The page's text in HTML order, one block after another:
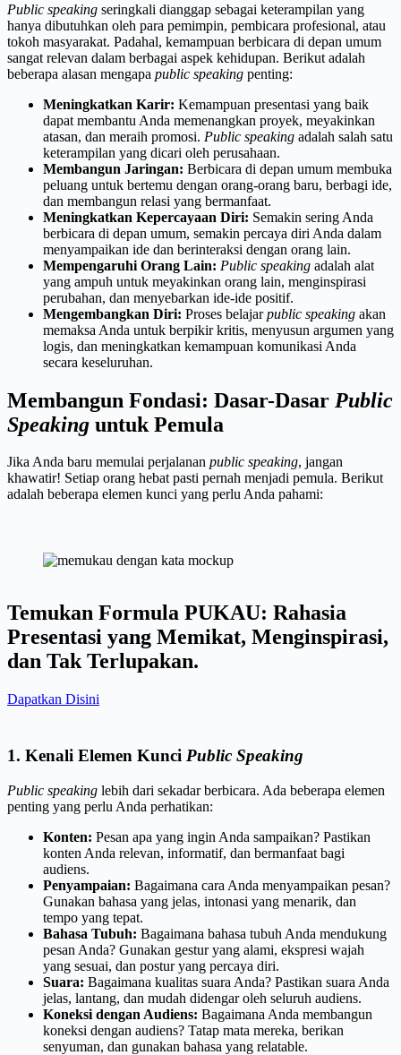
Public speaking seringkali dianggap sebagai keterampilan yang
hanya dibutuhkan oleh para pemimpin, pembicara profesional, atau
tokoh masyarakat. Padahal, kemampuan berbicara di depan umum
sangat relevan dalam berbagai aspek kehidupan. Berikut adalah
beberapa alasan mengapa public speaking penting:
Meningkatkan Karir: Kemampuan presentasi yang baik
dapat membantu Anda memenangkan proyek, meyakinkan
atasan, dan meraih promosi. Public speaking adalah salah satu
keterampilan yang dicari oleh perusahaan.
Membangun Jaringan: Berbicara di depan umum membuka
peluang untuk bertemu dengan orang-orang baru, berbagi ide,
dan membangun relasi yang bermanfaat.
Meningkatkan Kepercayaan Diri: Semakin sering Anda
berbicara di depan umum, semakin percaya diri Anda dalam
menyampaikan ide dan berinteraksi dengan orang lain.
Mempengaruhi Orang Lain: Public speaking adalah alat
yang ampuh untuk meyakinkan orang lain, menginspirasi
perubahan, dan menyebarkan ide-ide positif.
Mengembangkan Diri: Proses belajarpublic speaking akan
memaksa Anda untuk berpikir kritis, menyusun argumen yang
logis, dan meningkatkan kemampuan komunikasi Anda
secara keseluruhan.
Membangun Fondasi: Dasar-Dasar Public
Speaking untuk Pemula
Jika Anda baru memulai perjalanan public speaking, jangan
khawatir! Setiap orang hebat pasti pernah menjadi pemula. Berikut
adalah beberapa elemen kunci yang perlu Anda pahami:
Temukan Formula PUKAU: Rahasia
Presentasi yang Memikat, Menginspirasi,
dan Tak Terlupakan.
Dapatkan Disini
1. Kenali Elemen Kunci Public Speaking
Public speaking lebih dari sekadar berbicara. Ada beberapa elemen
penting yang perlu Anda perhatikan:
Konten: Pesan apa yang ingin Anda sampaikan? Pastikan
konten Anda relevan, informatif, dan bermanfaat bagi
audiens.
Penyampaian: Bagaimana cara Anda menyampaikan pesan?
Gunakan bahasa yang jelas, intonasi yang menarik, dan
tempo yang tepat.
Bahasa Tubuh: Bagaimana bahasa tubuh Anda mendukung
pesan Anda? Gunakan gestur yang alami, ekspresi wajah
yang sesuai, dan postur yang percaya diri.
Suara: Bagaimana kualitas suara Anda? Pastikan suara Anda
jelas, lantang, dan mudah didengar oleh seluruh audiens.
Koneksi dengan Audiens: Bagaimana Anda membangun
koneksi dengan audiens? Tatap mata mereka, berikan
senyuman, dan gunakan bahasa yang relatable.